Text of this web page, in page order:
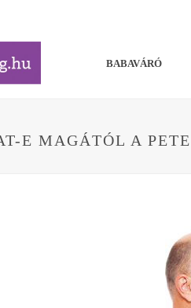
BABAVÁRÓ
E MAGÁTÓL A